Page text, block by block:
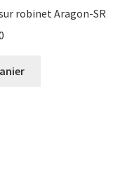
robinet Aragon-SR